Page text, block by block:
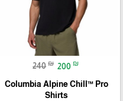
240 ₪ 200 ₪
Columbia Alpine Chill™ Pro
Shirts